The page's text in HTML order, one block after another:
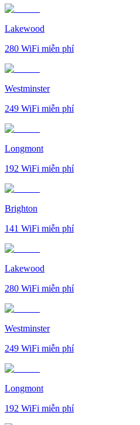
Lakewood
280 WiFi miễn phí
Westminster
249 WiFi miễn phí
Longmont
192 WiFi miễn phí
Brighton
141 WiFi miễn phí
Lakewood
280 WiFi miễn phí
Westminster
249 WiFi miễn phí
Longmont
192 WiFi miễn phí